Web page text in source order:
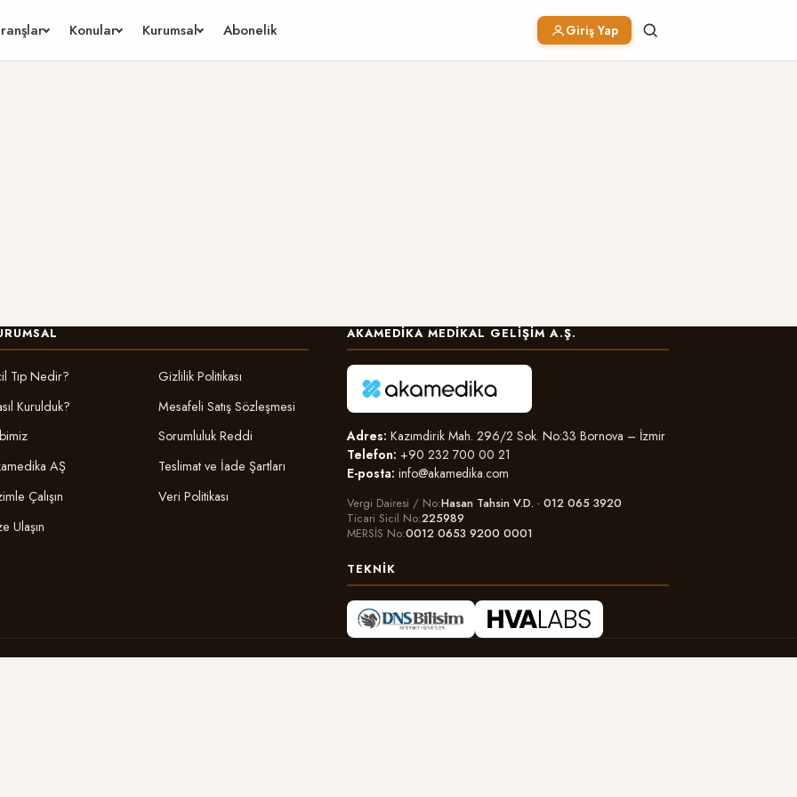
Konular Kurumsal Abonelik Giriş Yap
Tıp Nedir?
Kurulduk?
AŞ
Çalışın
Ulaşın
Gizlilik Politikası
Mesafeli Satış Sözleşmesi
Sorumluluk Reddi
Teslimat ve İade Şartları
Veri Politikası
AKAMEDIKA MEDIKAL GELIŞIM A.Ş.
Adres: Kazımdirik Mah. 296/2 Sok. No:33 Bornova – İzmir
Telefon: +90 232 700 00 21
E-posta: info@akamedika.com
Vergi Dairesi / No Hasan Tahsin V.D. · 012 065 3920
Ticari Sicil No 225989
MERSİS No 0012 0653 9200 0001
TEKNIK